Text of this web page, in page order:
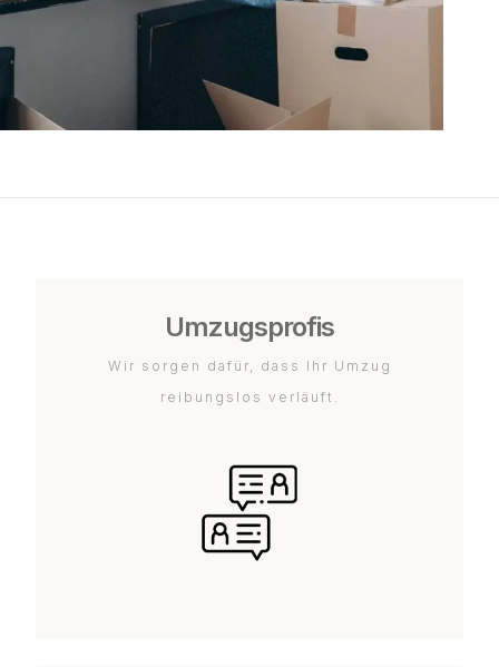
Umzugsprofis
Wir sorgen dafür, dass Ihr Umzug
reibungslos verläuft.